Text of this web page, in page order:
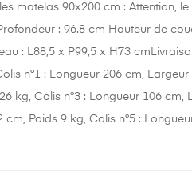
matelas 90x200 cm : Attention,
: 96.8 cm Hauteur de
: L88,5 x P99,5 x H73
n°1 : Longueur 206 cm,
kg, Colis n°3 : Longueur 106
cm, Poids 9 kg, Colis n°5 :